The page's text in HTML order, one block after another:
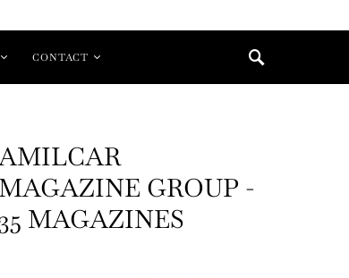
CONTACT
MAGAZINE GROUP -
35 MAGAZINES